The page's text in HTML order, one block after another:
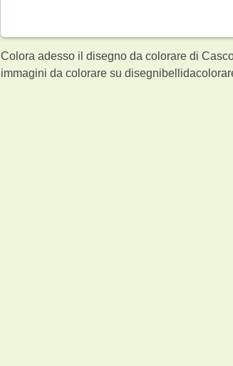
Colora adesso il disegno da colorare di
immagini da colorare su